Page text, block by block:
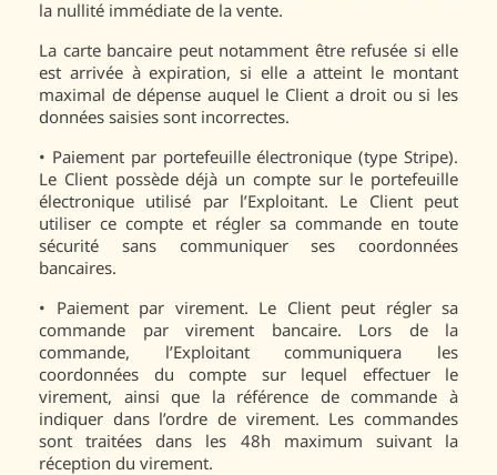
la nullité immédiate de la vente.
La carte bancaire peut notamment être refusée si elle
est arrivée à expiration, si elle a atteint le montant
maximal de dépense auquel le Client a droit ou si les
données saisies sont incorrectes.
• Paiement par portefeuille électronique (type Stripe).
Le Client possède déjà un compte sur le portefeuille
électronique utilisé par l’Exploitant. Le Client peut
utiliser ce compte et régler sa commande en toute
sécurité sans communiquer ses coordonnées
bancaires.
• Paiement par virement. Le Client peut régler sa
commande par virement bancaire. Lors de la
commande, l’Exploitant communiquera les
coordonnées du compte sur lequel effectuer le
virement, ainsi que la référence de commande à
indiquer dans l’ordre de virement. Les commandes
sont traitées dans les 48h maximum suivant la
réception du virement.